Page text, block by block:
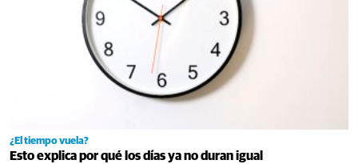
¿El tiempo vuela?
Esto explica por qué los días ya no duran igual